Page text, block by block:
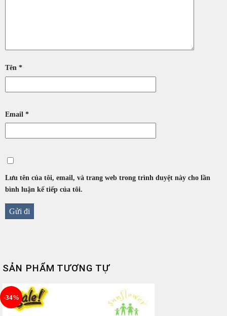
Tên *
Email *
Lưu tên của tôi, email, và trang web trong trình duyệt này cho lần
bình luận kế tiếp của tôi.
SẢN PHẨM TƯƠNG TỰ
-34%